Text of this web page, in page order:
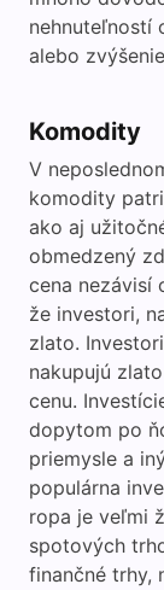
nehnuteľností
alebo
Komodity
V
komodity
ako aj
obmedzený
cena nezávisí
že investori,
zlato.
nakupujú
cenu.
dopytom po
priemysle a
populárna
ropa je veľmi
spotových
finančné trhy,